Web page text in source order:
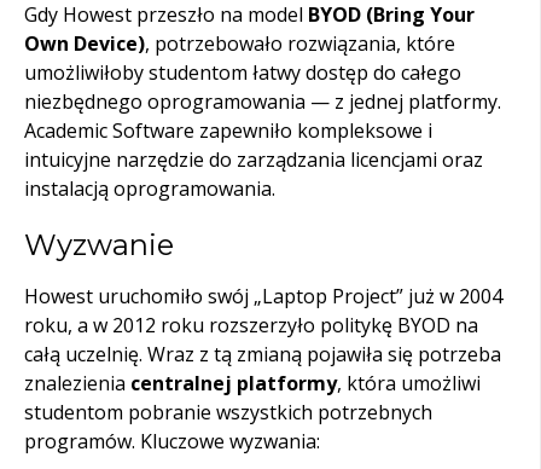
Gdy Howest przeszło na model BYOD (Bring Your
Own Device), potrzebowało rozwiązania, które
umożliwiłoby studentom łatwy dostęp do całego
niezbędnego oprogramowania — z jednej platformy.
Academic Software zapewniło kompleksowe i
intuicyjne narzędzie do zarządzania licencjami oraz
instalacją oprogramowania.
Wyzwanie
Howest uruchomiło swój „Laptop Project” już w 2004
roku, a w 2012 roku rozszerzyło politykę BYOD na
całą uczelnię. Wraz z tą zmianą pojawiła się potrzeba
znalezienia centralnej platformy, która umożliwi
studentom pobranie wszystkich potrzebnych
programów. Kluczowe wyzwania: